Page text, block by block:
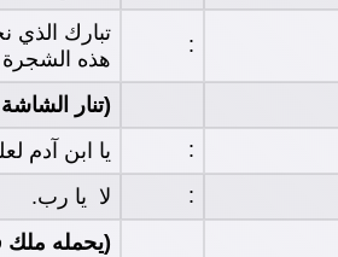
: تبارك الذي
هذه
(تنار
:
يا ابن آدم
:
لا يا رب.
(يحمله